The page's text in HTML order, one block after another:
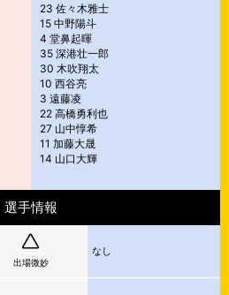
23 佐々木雅士
15 中野陽斗
4 堂鼻起暉
35 深港壮一郎
30 木吹翔太
10 西谷亮
3 遠藤凌
22 高橋勇利也
27 山中惇希
11 加藤大晟
14 山口大輝
選手情報
出場微妙
なし